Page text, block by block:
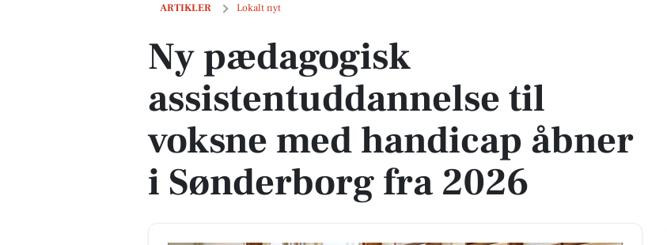
ARTIKLER Lokalt nyt
Ny pædagogisk assistentuddannelse til voksne med handicap åbner i Sønderborg fra 2026
Ny pædagogisk
assistentuddannelse til
voksne med handicap åbner
i Sønderborg fra 2026